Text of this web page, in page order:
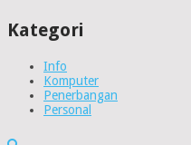
Kategori
Info
Komputer
Penerbangan
Personal